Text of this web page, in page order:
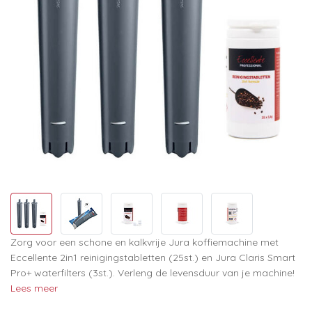
Zorg voor een schone en kalkvrije Jura koffiemachine met
Eccellente 2in1 reinigingstabletten (25st.) en Jura Claris Smart
Pro+ waterfilters (3st.). Verleng de levensduur van je machine!
Lees meer